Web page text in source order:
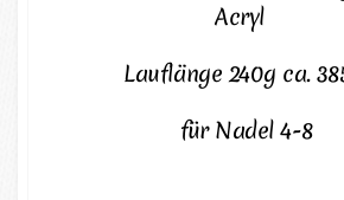
Acryl
Lauflänge 240g ca.
für Nadel 4-8